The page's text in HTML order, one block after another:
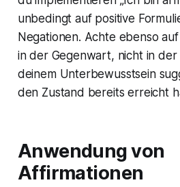
unbedingt auf positive
Negationen. Achte ebenso
in der Gegenwart, nicht in
deinem Unterbewusstsein
den Zustand bereits erreicht
Anwendung von
Affirmationen